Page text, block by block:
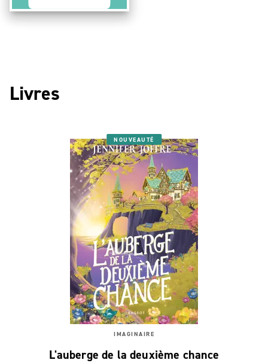
Livres
NOUVEAUTÉ
IMAGINAIRE
L'auberge de la deuxième chance